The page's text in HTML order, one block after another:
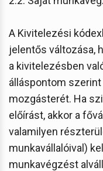
A Kivitelezési
jelentős változása,
a kivitelezésben
álláspontom
mozgásterét. Ha
előírást, akkor a
valamilyen
munkavállalóival)
munkavégzést